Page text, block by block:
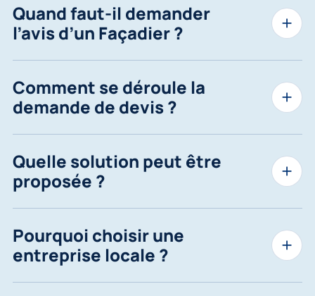
Quand faut-il demander
l’avis d’un Façadier ?
Comment se déroule la
demande de devis ?
Quelle solution peut être
proposée ?
Pourquoi choisir une
entreprise locale ?